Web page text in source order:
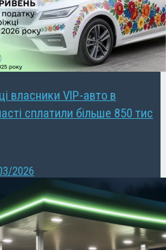
власники VIP-авто в
сплатили більше 850 тис
2026